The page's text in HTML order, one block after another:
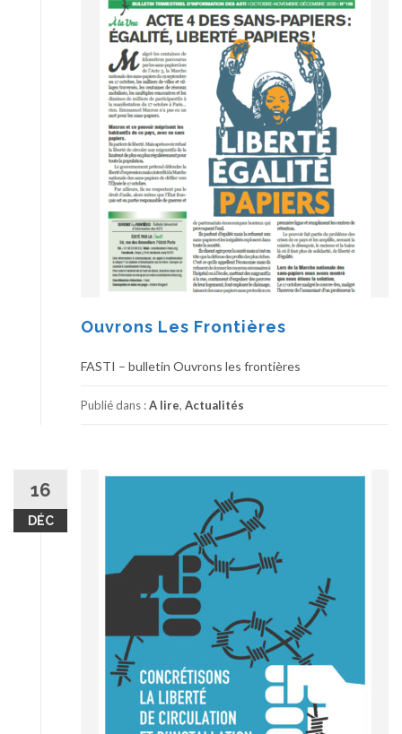
Ouvrons Les Frontières
FASTI – bulletin Ouvrons les frontières
Publié dans :A lire, Actualités
16
DÉC